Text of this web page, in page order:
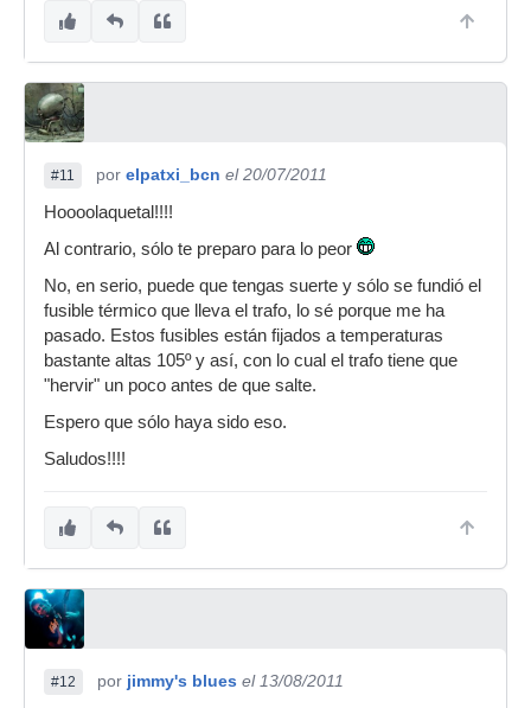
#11 por elpatxi_bcn el 20/07/2011
Hoooolaquetal!!!!
Al contrario, sólo te preparo para lo peor
No, en serio, puede que tengas suerte y sólo se fundió el
fusible térmico que lleva el trafo, lo sé porque me ha
pasado. Estos fusibles están fijados a temperaturas
bastante altas 105º y así, con lo cual el trafo tiene que
"hervir" un poco antes de que salte.
Espero que sólo haya sido eso.
Saludos!!!!
#12 por jimmy's blues el 13/08/2011